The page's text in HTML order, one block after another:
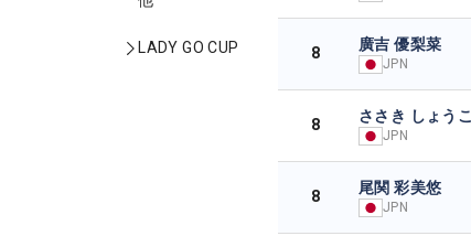
LADY GO CUP 8 廣吉 優梨菜
JPN
8 ささき しょうこ
JPN
8 尾関 彩美悠
JPN